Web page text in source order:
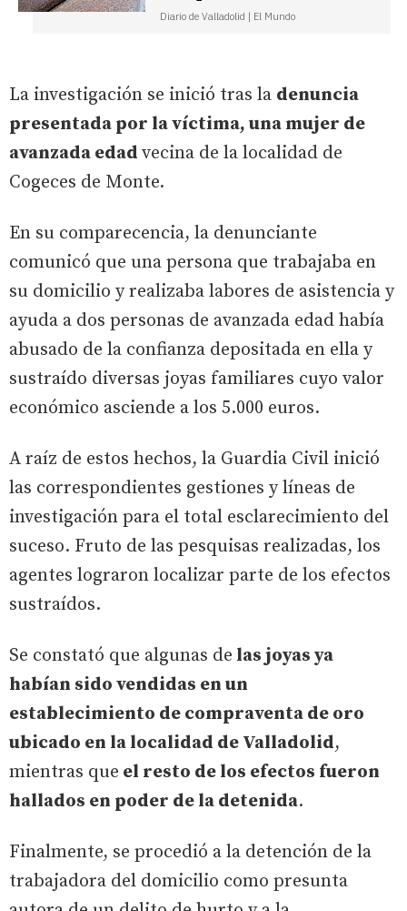
Diario de Valladolid | El Mundo
La investigación se inició tras la denuncia
presentada por la víctima, una mujer de
avanzada edad vecina de la localidad de
Cogeces de Monte.
En su comparecencia, la denunciante
comunicó que una persona que trabajaba en
su domicilio y realizaba labores de asistencia y
ayuda a dos personas de avanzada edad había
abusado de la confianza depositada en ella y
sustraído diversas joyas familiares cuyo valor
económico asciende a los 5.000 euros.
A raíz de estos hechos, la Guardia Civil inició
las correspondientes gestiones y líneas de
investigación para el total esclarecimiento del
suceso. Fruto de las pesquisas realizadas, los
agentes lograron localizar parte de los efectos
sustraídos.
Se constató que algunas de las joyas ya
habían sido vendidas en un
establecimiento de compraventa de oro
ubicado en la localidad de Valladolid,
mientras que el resto de los efectos fueron
hallados en poder de la detenida.
Finalmente, se procedió a la detención de la
trabajadora del domicilio como presunta